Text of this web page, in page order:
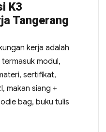
K3
Tangerang
kerja adalah
modul,
sertifikat,
makan siang +
bag, buku tulis